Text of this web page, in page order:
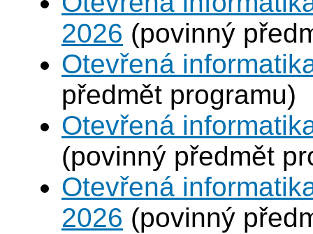
2026 (povinný
Otevřená
předmět programu)
Otevřená
(povinný předmět
Otevřená
2026 (povinný